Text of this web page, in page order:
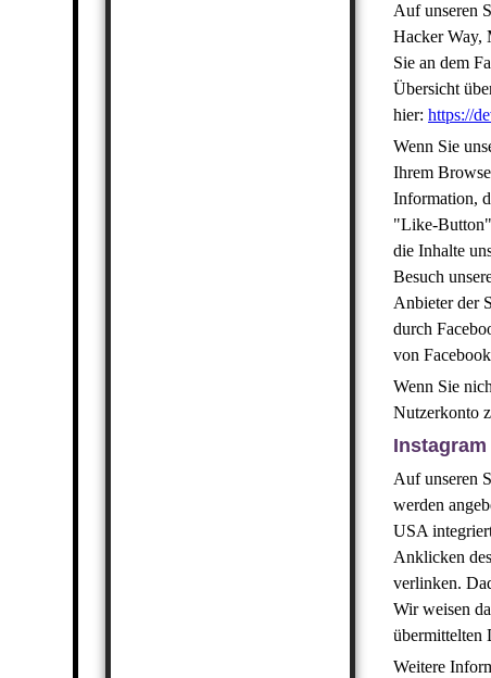
Auf unseren
Hacker Way,
Sie an dem
Übersicht
hier: https://
Wenn Sie
Ihrem
Information,
"Like-Button"
die Inhalte
Besuch
Anbieter der
durch
von
Wenn Sie
Nutzerkonto
Instagram
Auf unseren
werden
USA
Anklicken
verlinken.
Wir weisen
übermittelten
Weitere